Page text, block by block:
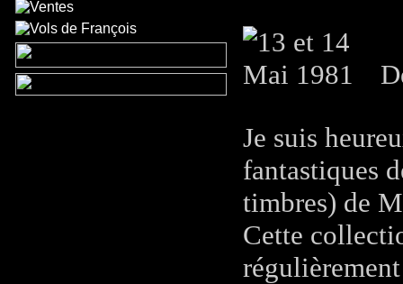
Je suis
fantastiques
timbres) de
Cette